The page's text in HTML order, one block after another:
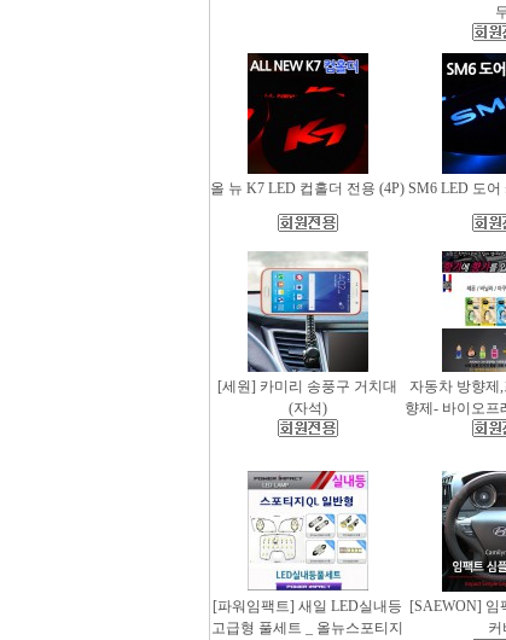
올 뉴 K7 LED 컵홀더 전용 (4P) SM6 LED 도어
[세원] 카미리 송풍구 거치대
(자석)
자동차 방향제
향제- 바이오프
[파워임팩트] 새일 LED실내등
고급형 풀세트 _ 올뉴스포티지
[SAEWON] 임
커